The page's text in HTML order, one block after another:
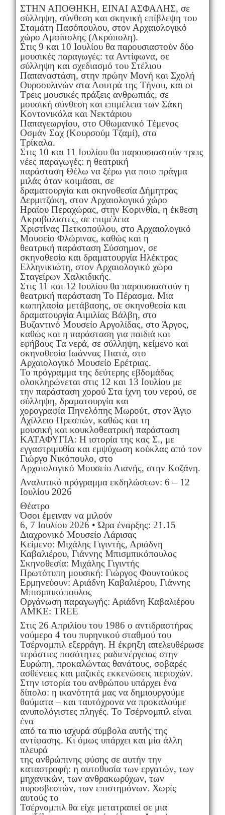
ΣΤΗΝ ΑΠΟΘΗΚΗ, ΕΙΝΑΙ ΑΣΦΑΛΗΣ, σε
σύλληψη, σύνθεση και σκηνική επίβλεψη του
Σταμάτη Πασόπουλου, στον Αρχαιολογικό
χώρο Αμφίπολης (Ακρόπολη).
Στις 9 και 10 Ιουλίου θα παρουσιαστούν δύο
μουσικές παραγωγές: τα Αντίφωνα, σε
σύλληψη και σχεδιασμό του Στέλιου
Παπαναστάση, στην πρώην Μονή και Σχολή
Ουρσουλινών στα Λουτρά της Τήνου, και οι
Τρεις μουσικές πράξεις ανθρωπιάς, σε
μουσική σύνθεση και επιμέλεια των Σάκη
Κοντονικόλα και Νεκτάριου
Παπαγεωργίου, στο Οθωμανικό Τέμενος
Οσμάν Σαχ (Κουρσούμ Τζαμί), στα
Τρίκαλα.
Στις 10 και 11 Ιουλίου θα παρουσιαστούν τρεις
νέες παραγωγές: η θεατρική
παράσταση Θέλω να ξέρω για ποιο πράγμα
μιλάς όταν κοιμάσαι, σε
δραματουργία και σκηνοθεσία Δήμητρας
Δερμιτζάκη, στον Αρχαιολογικό χώρο
Ηραίου Περαχώρας, στην Κορινθία, η έκθεση
Ακροβολιστές, σε επιμέλεια
Χριστίνας Πετκοπούλου, στο Αρχαιολογικό
Μουσείο Φλώρινας, καθώς και η
θεατρική παράσταση Σύσσημον, σε
σκηνοθεσία και δραματουργία Ηλέκτρας
Ελληνικιώτη, στον Αρχαιολογικό χώρο
Σταγείρων Χαλκιδικής.
Στις 11 και 12 Ιουλίου θα παρουσιαστούν η
θεατρική παράσταση Το Πέρασμα. Μια
κωπηλασία μετάβασης, σε σκηνοθεσία και
δραματουργία Αιμιλίας Βάλβη, στο
Βυζαντινό Μουσείο Αργολίδας, στο Άργος,
καθώς και η παράσταση για παιδιά και
εφήβους Τα νερά, σε σύλληψη, κείμενο και
σκηνοθεσία Ιωάννας Πιατά, στο
Αρχαιολογικό Μουσείο Ερέτριας.
Το πρόγραμμα της δεύτερης εβδομάδας
ολοκληρώνεται στις 12 και 13 Ιουλίου με
την παράσταση χορού Στα ίχνη του νερού, σε
σύλληψη, δραματουργία και
χορογραφία Πηνελόπης Μωρούτ, στον Άγιο
Αχίλλειο Πρεσπών, καθώς και τη
μουσική και κουκλοθεατρική παράσταση
ΚΑΤΑΦΥΓΙΑ: Η ιστορία της κας Σ., με
εγγαστριμυθία και εμψύχωση κούκλας από τον
Γιώργο Νικόπουλο, στο
Αρχαιολογικό Μουσείο Αιανής, στην Κοζάνη.
Αναλυτικό πρόγραμμα εκδηλώσεων: 6 – 12
Ιουλίου 2026
Θέατρο
Όσοι έμειναν να μιλούν
6, 7 Ιουλίου 2026 • Ώρα έναρξης: 21.15
Διαχρονικό Μουσείο Λάρισας
Κείμενο: Μιχάλης Γιγιντής, Αριάδνη
Καβαλιέρου, Γιάννης Μπισμπικόπουλος
Σκηνοθεσία: Μιχάλης Γιγιντής
Πρωτότυπη μουσική: Γιώργος Φουντούκος
Ερμηνεύουν: Αριάδνη Καβαλιέρου, Γιάννης
Μπισμπικόπουλος
Οργάνωση παραγωγής: Αριάδνη Καβαλιέρου
ΑΜΚΕ: TREE
Στις 26 Απριλίου του 1986 ο αντιδραστήρας
νούμερο 4 του πυρηνικού σταθμού του
Τσέρνομπιλ εξερράγη. Η έκρηξη απελευθέρωσε
τεράστιες ποσότητες ραδιενέργειας στην
Ευρώπη, προκαλώντας θανάτους, σοβαρές
ασθένειες και μαζικές εκκενώσεις περιοχών.
Στην ιστορία του ανθρώπου υπάρχει ένα
δίπολο: η ικανότητά μας να δημιουργούμε
θαύματα – και ταυτόχρονα να προκαλούμε
ανυπολόγιστες πληγές. Το Τσέρνομπιλ είναι
ένα
από τα πιο ισχυρά σύμβολα αυτής της
αντίφασης. Κι όμως υπάρχει και μία άλλη
πλευρά
της ανθρώπινης φύσης σε αυτήν την
καταστροφή: η αυτοθυσία των εργατών, των
μηχανικών, των ανθρακωρύχων, των
πυροσβεστών, των επιστημόνων. Χωρίς
αυτούς το
Τσέρνομπιλ θα είχε μετατραπεί σε μια